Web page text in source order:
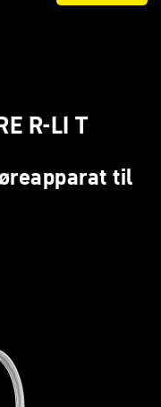
R-LI T
til